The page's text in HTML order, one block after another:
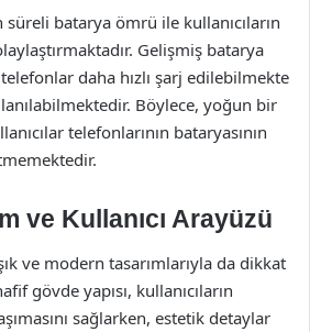
batarya ömrü ile kullanıcıların
Gelişmiş batarya
daha hızlı şarj edilebilmekte
Böylece, yoğun bir
telefonlarının bataryasının
ve Kullanıcı Arayüzü
ve modern tasarımlarıyla da dikkat
gövde yapısı, kullanıcıların
sağlarken, estetik detaylar